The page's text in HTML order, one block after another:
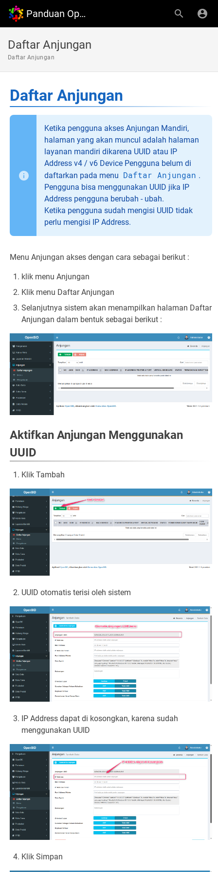
Panduan OpenDesa
Daftar Anjungan
Daftar Anjungan
Daftar Anjungan
Ketika pengguna akses Anjungan Mandiri,
halaman yang akan muncul adalah halaman
layanan mandiri dikarena UUID atau IP
Address v4 / v6 Device Pengguna belum di
daftarkan pada menu Daftar Anjungan .
Pengguna bisa menggunakan UUID jika IP
Address pengguna berubah - ubah.
Ketika pengguna sudah mengisi UUID tidak
perlu mengisi IP Address.
Menu Anjungan akses dengan cara sebagai berikut :
klik menu Anjungan
Klik menu Daftar Anjungan
Selanjutnya sistem akan menampilkan halaman Daftar
Anjungan dalam bentuk sebagai berikut :
Aktifkan Anjungan Menggunakan
UUID
Klik Tambah
UUID otomatis terisi oleh sistem
IP Address dapat di kosongkan, karena sudah
menggunakan UUID
Klik Simpan